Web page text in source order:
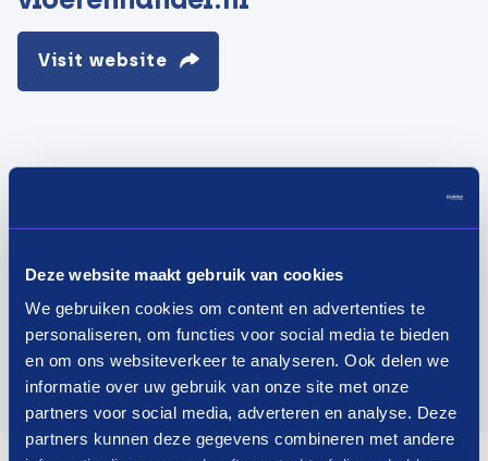
Deze website maakt gebruik van cookies
We gebruiken cookies om content en advertenties te
personaliseren, om functies voor social media te bieden
en om ons websiteverkeer te analyseren. Ook delen we
informatie over uw gebruik van onze site met onze
partners voor social media, adverteren en analyse. Deze
partners kunnen deze gegevens combineren met andere
Visit website